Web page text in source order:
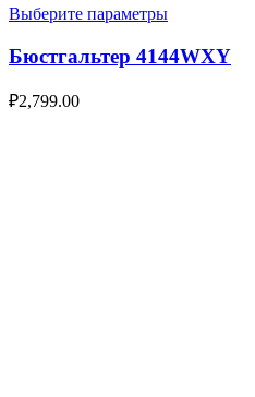
Выберите параметры
Бюстгальтер 4144WXY
₽2,799.00